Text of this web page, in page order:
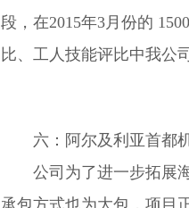
段，在2015年3月份的
比、工人技能评比中我公
六：阿尔及利亚首都
公司为了进一步拓展海
承包方式也为大包，项目